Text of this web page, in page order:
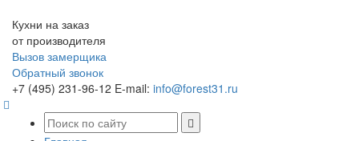
Кухни на заказ
от производителя
Вызов замерщика
Обратный звонок
+7 (495) 231-96-12 E-mail: info@forest31.ru